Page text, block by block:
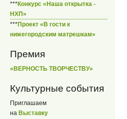
***Конкурс «Наша открытка -
НХП»
***Проект «В гости к
нижегородским матрешкам»
Премия
«ВЕРНОСТЬ ТВОРЧЕСТВУ»
Культурные события
Приглашаем
на Выставку